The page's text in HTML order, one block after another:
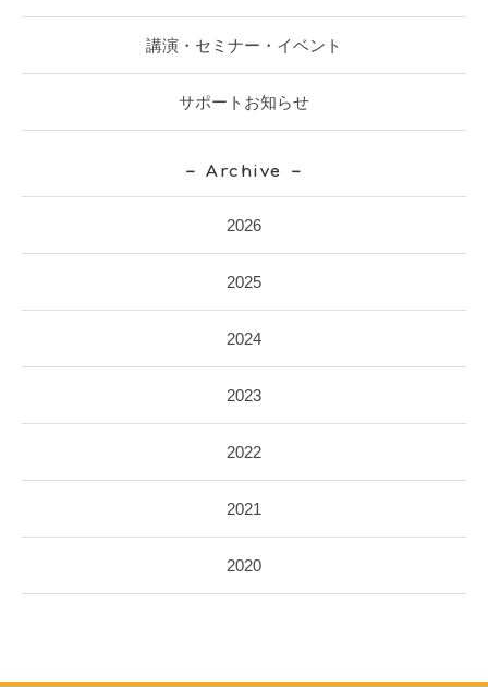
講演・セミナー・イベント
サポートお知らせ
Archive
2026
2025
2024
2023
2022
2021
2020